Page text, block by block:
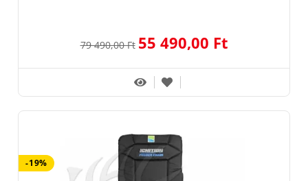
79 490,00 Ft 55 490,00 Ft
-19%